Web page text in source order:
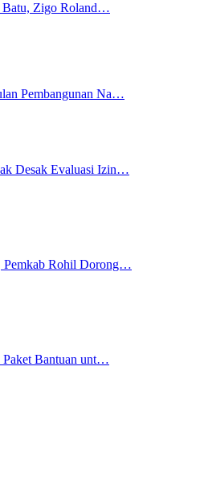
Batu, Zigo Roland…
Pembangunan Na…
Desak Evaluasi Izin…
Pemkab Rohil Dorong…
Paket Bantuan unt…